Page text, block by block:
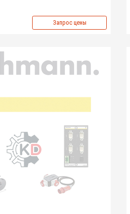
Запрос цены